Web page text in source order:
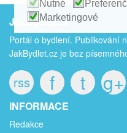
JakBydlet.cz
Portál o bydlení. Publikování
JakBydlet.cz je bez
rss f t g+
INFORMACE
Redakce
Nutné
Marketingové